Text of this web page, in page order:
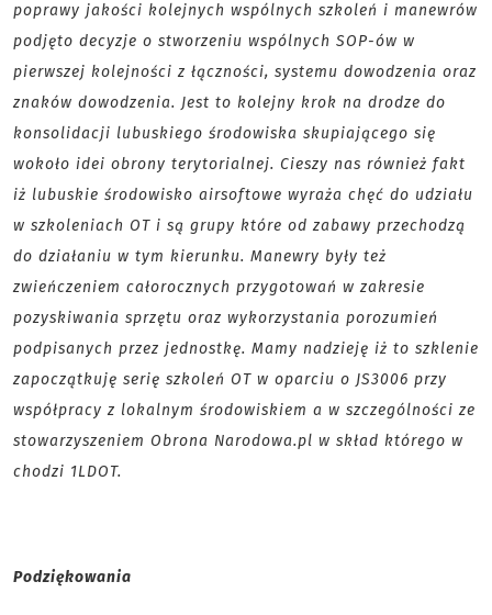
poprawy jakości kolejnych wspólnych szkoleń i manewrów
podjęto decyzje o stworzeniu wspólnych SOP-ów w
pierwszej kolejności z łączności, systemu dowodzenia oraz
znaków dowodzenia. Jest to kolejny krok na drodze do
konsolidacji lubuskiego środowiska skupiającego się
wokoło idei obrony terytorialnej. Cieszy nas również fakt
iż lubuskie środowisko airsoftowe wyraża chęć do udziału
w szkoleniach OT i są grupy które od zabawy przechodzą
do działaniu w tym kierunku. Manewry były też
zwieńczeniem całorocznych przygotowań w zakresie
pozyskiwania sprzętu oraz wykorzystania porozumień
podpisanych przez jednostkę. Mamy nadzieję iż to szklenie
zapoczątkuję serię szkoleń OT w oparciu o JS3006 przy
współpracy z lokalnym środowiskiem a w szczególności ze
stowarzyszeniem Obrona Narodowa.pl w skład którego w
chodzi 1LDOT.
Podziękowania